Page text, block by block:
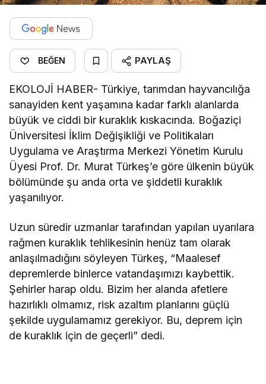
BEĞEN PAYLAŞ
EKOLOJİ HABER- Türkiye, tarımdan hayvancılığa
sanayiden kent yaşamına kadar farklı alanlarda
büyük ve ciddi bir kuraklık kıskacında. Boğaziçi
Üniversitesi İklim Değişikliği ve Politikaları
Uygulama ve Araştırma Merkezi Yönetim Kurulu
Üyesi Prof. Dr. Murat Türkeş’e göre ülkenin büyük
bölümünde şu anda orta ve şiddetli kuraklık
yaşanılıyor.
Uzun süredir uzmanlar tarafından yapılan uyarılara
rağmen kuraklık tehlikesinin henüz tam olarak
anlaşılmadığını söyleyen Türkeş, “Maalesef
depremlerde binlerce vatandaşımızı kaybettik.
Şehirler harap oldu. Bizim her alanda afetlere
hazırlıklı olmamız, risk azaltım planlarını güçlü
şekilde uygulamamız gerekiyor. Bu, deprem için
de kuraklık için de geçerli” dedi.